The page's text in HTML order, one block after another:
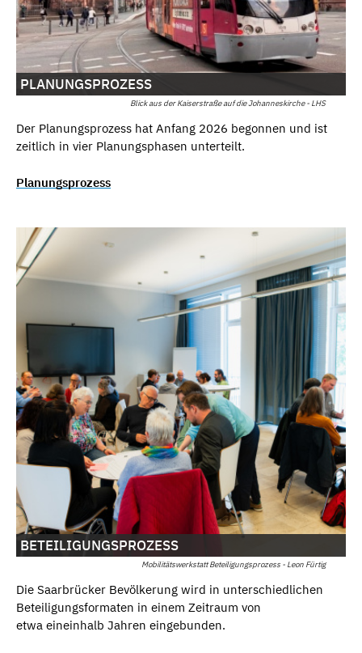
Blick aus der Kaiserstraße auf die Johanneskirche - LHS
PLANUNGSPROZESS
Der Planungsprozess hat Anfang 2026 begonnen und ist
zeitlich in vier Planungsphasen unterteilt.
Planungsprozess
Mobilitätswerkstatt Beteiligungsprozess - Leon Fürtig
BETEILIGUNGSPROZESS
Die Saarbrücker Bevölkerung wird in unterschiedlichen
Beteiligungsformaten in einem Zeitraum von
etwa eineinhalb Jahren eingebunden.